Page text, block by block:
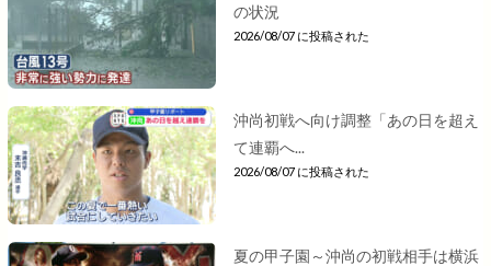
の状況
2026/08/07 に投稿された
沖尚初戦へ向け調整「あの日を超え
て連覇へ...
2026/08/07 に投稿された
夏の甲子園～沖尚の初戦相手は横浜